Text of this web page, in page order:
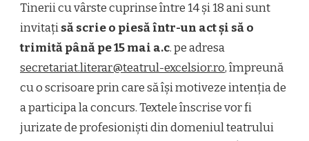
Tinerii cu vârste cuprinse între 14 și 18 ani sunt
invitațisă scrie o piesă într-un act și să o
trimită până pe 15 mai a.c. pe adresa
secretariat.literar@teatrul-excelsior.ro, împreună
cu o scrisoare prin care să își motiveze intenția de
a participa la concurs. Textele înscrise vor fi
jurizate de profesioniști din domeniul teatrului